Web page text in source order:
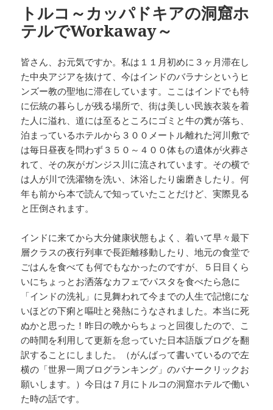
トルコ～カッパドキアの洞窟ホ
テルでWorkaway～
皆さん、お元気ですか。私は１１月初めに３ヶ月滞在し
た中央アジアを抜けて、今はインドのバラナシというヒ
ンズー教の聖地に滞在しています。ここはインドでも特
に伝統の暮らしが残る場所で、街は美しい民族衣装を着
た人に溢れ、道には至るところにゴミと牛の糞が落ち、
泊まっているホテルから３００メートル離れた河川敷で
は毎日昼夜を問わず３５０～４００体もの遺体が火葬さ
れて、その灰がガンジス川に流されています。その横で
は人が川で洗濯物を洗い、沐浴したり歯磨きしたり。何
年も前から本で読んで知っていたことだけど、実際見る
と圧倒されます。
インドに来てから大分健康状態もよく、着いて早々最下
層クラスの夜行列車で長距離移動したり、地元の食堂で
ごはんを食べても何でもなかったのですが、５日目くら
いにちょっとお洒落なカフェでパスタを食べたら急に
「インドの洗礼」に見舞われて今までの人生で記憶にな
いほどの下痢と嘔吐と発熱にうなされました。本当に死
ぬかと思った！昨日の晩からちょっと回復したので、こ
の時間を利用して更新を怠っていた日本語版ブログを翻
訳することにしました。（がんばって書いているので左
横の「世界一周ブログランキング」のバナークリックお
願いします。）今日は７月にトルコの洞窟ホテルで働い
た時の話です。